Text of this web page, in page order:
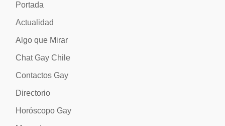
Portada
Actualidad
Algo que Mirar
Chat Gay Chile
Contactos Gay
Directorio
Horóscopo Gay